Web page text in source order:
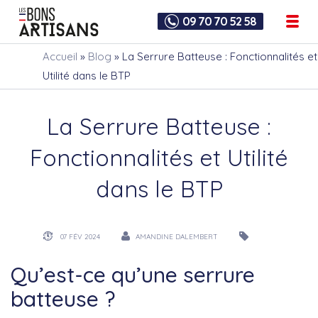
09 70 70 52 58
Accueil » Blog » La Serrure Batteuse : Fonctionnalités et
Utilité dans le BTP
La Serrure Batteuse :
Fonctionnalités et Utilité
dans le BTP
07 FÉV 2024 AMANDINE DALEMBERT
Qu’est-ce qu’une serrure
batteuse ?